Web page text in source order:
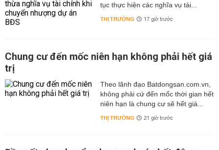
tục thực hiện các nghĩa vụ tài...
THỊ TRƯỜNG 17 giờ trước
Chung cư đến mốc niên hạn không phải hết giá
trị
Theo lãnh đạo Batdongsan.com.vn,
không phải cứ đến mốc thời gian hết
niên hạn là chung cư sẽ hết giá...
THỊ TRƯỜNG 21 giờ trước